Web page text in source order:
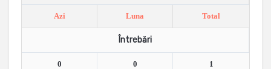
Azi Luna Total
Întrebări
0 0 1